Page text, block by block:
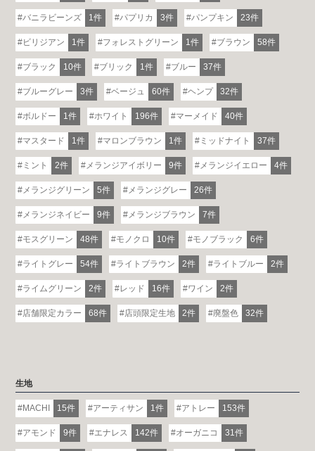
バニラビーンズ 1件 パプリカ 3件 パンプキン 23件
ビリジアン 1件 フォレストグリーン 1件 ブラウン 58件
ブラック 10件 ブリック 1件 ブルー 37件
ブルーグレー 3件 ベージュ 60件 ヘンプ 32件
ボルドー 1件 ホワイト 196件 マーメイド 40件
マスタード 1件 マロンブラウン 1件 ミッドナイト 37件
ミント 2件 メランジアイボリー 9件 メランジイエロー 4件
メランジグリーン 5件 メランジグレー 26件
メランジネイビー 9件 メランジブラウン 7件
モスグリーン 48件 モノクロ 10件 モノブラック 6件
ライトグレー 54件 ライトブラウン 2件 ライトブルー 2件
ライムグリーン 2件 レッド 16件 ワイン 2件
店舗限定カラー 68件 店頭限定生地 2件 廃盤色 32件
生地
MACHI 15件 アーティサン 1件 アトレー 153件
アモンド 9件 エナレス 142件 オーガニコ 31件